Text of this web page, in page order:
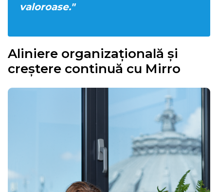
valoroase."
Aliniere organizațională și
creștere continuă cu Mirro